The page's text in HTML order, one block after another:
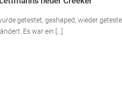
getestet, geshaped, wieder
Es war ein [...]